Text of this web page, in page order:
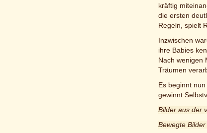
kräftig
die ersten
Regeln, spielt
Inzwischen
ihre Babies
Nach wenigen
Träumen
Es beginnt
gewinnt
Bilder aus der
Bewegte